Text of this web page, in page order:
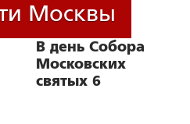
Москвы
В день Собора
Московских
святых 6